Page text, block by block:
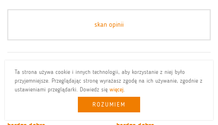
Ta strona używa cookie i innych technologii, aby korzystanie z niej było
przyjemniejsze. Przeglądając stronę wyrażasz zgodę na ich używanie, zgodnie z
ustawieniami przeglądarki. Dowiedz się więcej.
ROZUMIEM
skan opinii
“Tu jest tak fajnie że nie da się opisać. Nasza Pani zasługuje na
podwyszkę. Super był piknik rodzinny”
atrakcje